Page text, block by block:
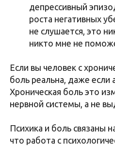
депрессивный
роста негативных
не слушается, это
никто мне не
Если вы человек с
боль реальна, даже если
Хроническая боль это
нервной системы, а не
Психика и боль связаны
что работа с